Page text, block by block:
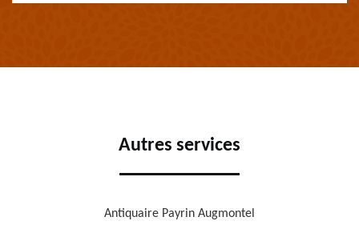
Autres services
Antiquaire Payrin Augmontel